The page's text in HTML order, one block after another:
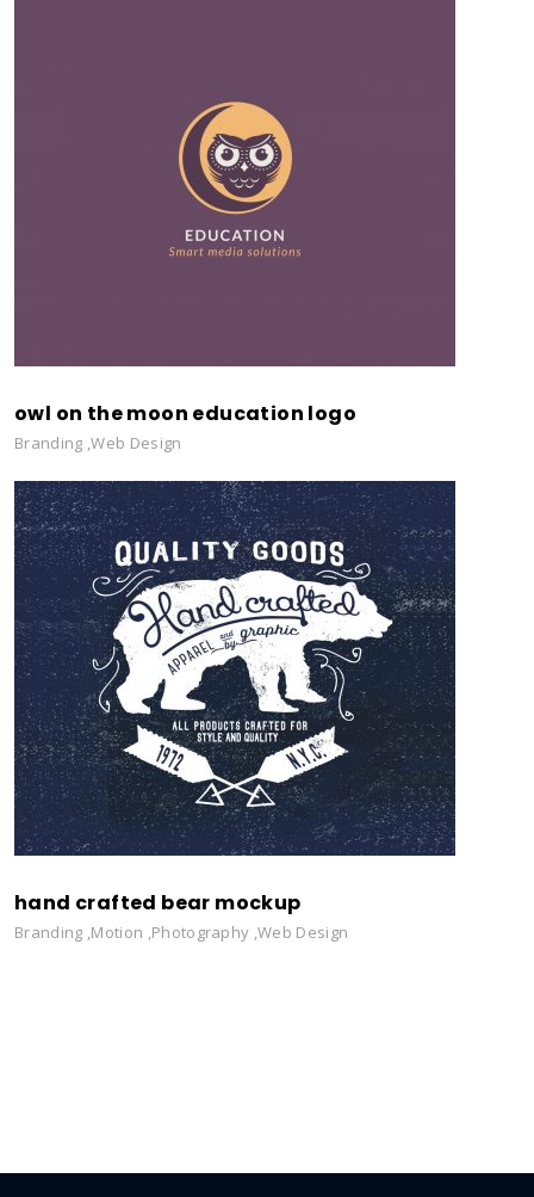
owl on the moon education logo
Branding ,Web Design
hand crafted bear mockup
Branding ,Motion ,Photography ,Web Design